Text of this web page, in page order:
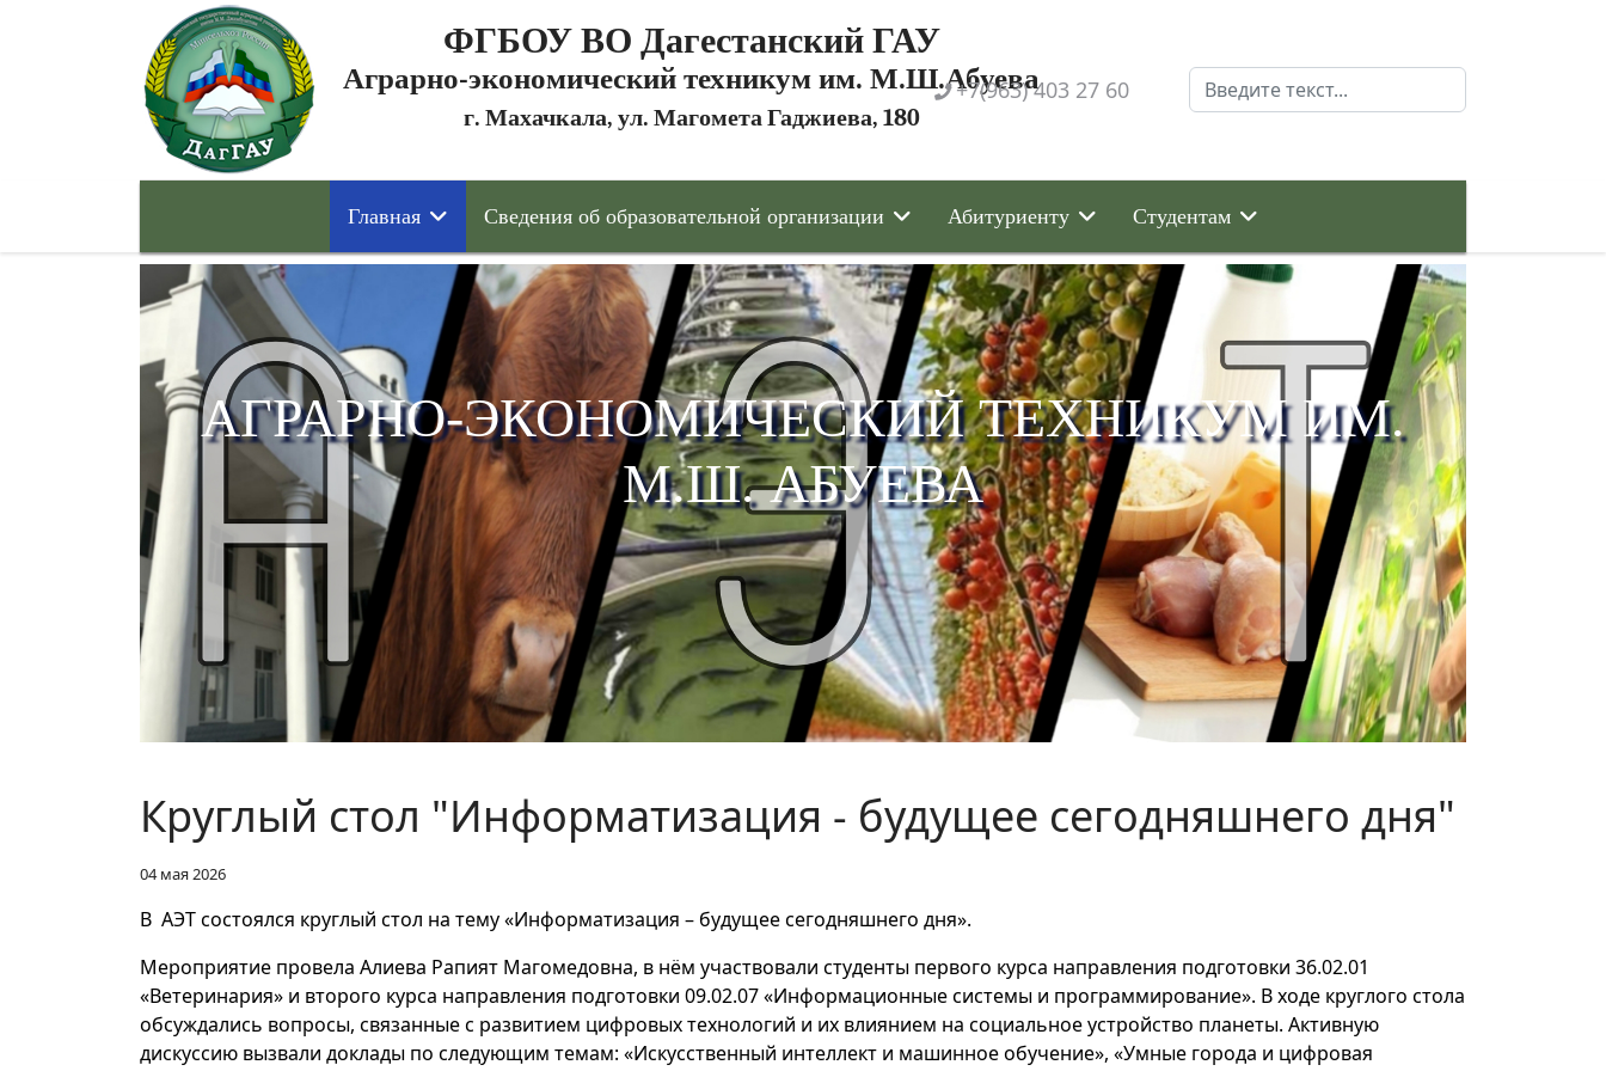
ФГБОУ ВО Дагестанский ГАУ
Аграрно-экономический техникум им. М.Ш.Абуева
г. Махачкала, ул. Магомета Гаджиева, 180
+7(963) 403 27 60 Поиск
Главная Сведения об образовательной организации Абитуриенту Студентам
АГРАРНО-ЭКОНОМИЧЕСКИЙ ТЕХНИКУМ ИМ.
М.Ш. АБУЕВА
Круглый стол "Информатизация - будущее сегодняшнего дня"
04 мая 2026
В АЭТ состоялся круглый стол на тему «Информатизация – будущее сегодняшнего дня».
Мероприятие провела Алиева Рапият Магомедовна, в нём участвовали студенты первого курса направления подготовки 36.02.01
«Ветеринария» и второго курса направления подготовки 09.02.07 «Информационные системы и программирование». В ходе круглого стола
обсуждались вопросы, связанные с развитием цифровых технологий и их влиянием на социальное устройство планеты. Активную
дискуссию вызвали доклады по следующим темам: «Искусственный интеллект и машинное обучение», «Умные города и цифровая